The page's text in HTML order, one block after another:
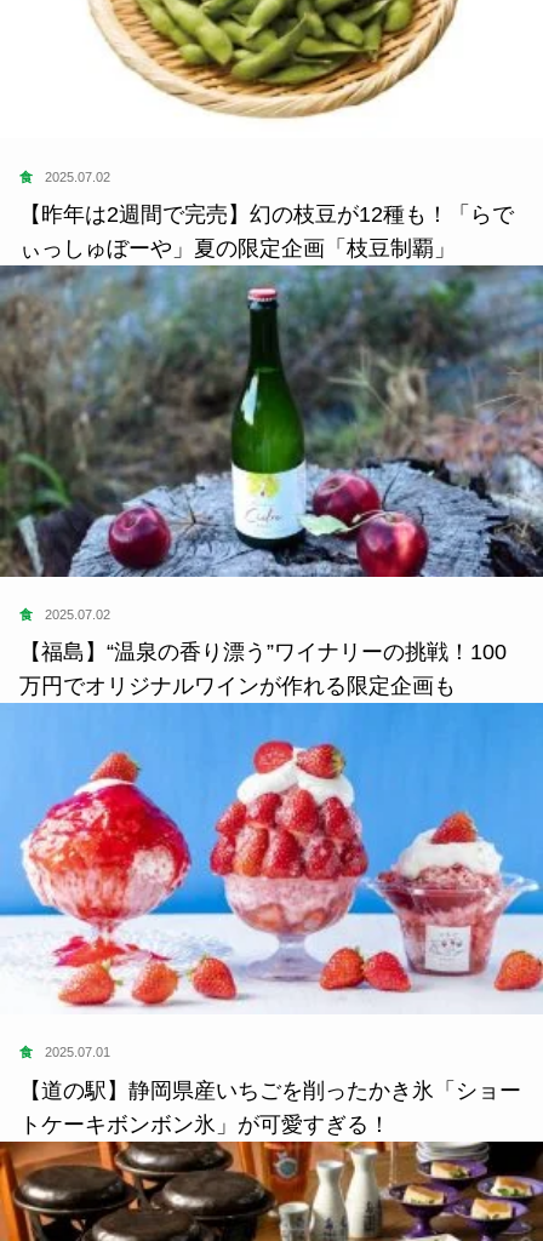
食 2025.07.02
【昨年は2週間で完売】幻の枝豆が12種も！「らで
ぃっしゅぼーや」夏の限定企画「枝豆制覇」
食 2025.07.02
【福島】“温泉の香り漂う”ワイナリーの挑戦！100
万円でオリジナルワインが作れる限定企画も
食 2025.07.01
【道の駅】静岡県産いちごを削ったかき氷「ショー
トケーキボンボン氷」が可愛すぎる！